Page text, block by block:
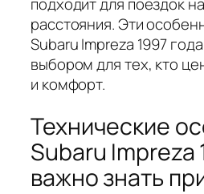
расстояния. Эти
Subaru Impreza 1997
выбором для тех, кто
и комфорт.
Технические
Subaru Impreza
важно знать